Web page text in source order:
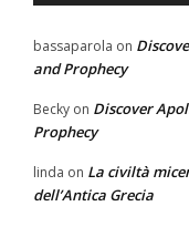
bassaparola on
and Prophecy
Becky on Discover
Prophecy
linda on La civiltà
dell’Antica Grecia